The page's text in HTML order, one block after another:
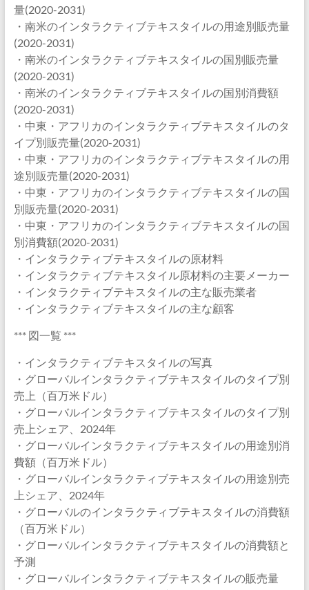
量(2020-2031)
・南米のインタラクティブテキスタイルの用途別販売量
(2020-2031)
・南米のインタラクティブテキスタイルの国別販売量
(2020-2031)
・南米のインタラクティブテキスタイルの国別消費額
(2020-2031)
・中東・アフリカのインタラクティブテキスタイルのタ
イプ別販売量(2020-2031)
・中東・アフリカのインタラクティブテキスタイルの用
途別販売量(2020-2031)
・中東・アフリカのインタラクティブテキスタイルの国
別販売量(2020-2031)
・中東・アフリカのインタラクティブテキスタイルの国
別消費額(2020-2031)
・インタラクティブテキスタイルの原材料
・インタラクティブテキスタイル原材料の主要メーカー
・インタラクティブテキスタイルの主な販売業者
・インタラクティブテキスタイルの主な顧客
*** 図一覧 ***
・インタラクティブテキスタイルの写真
・グローバルインタラクティブテキスタイルのタイプ別
売上（百万米ドル）
・グローバルインタラクティブテキスタイルのタイプ別
売上シェア、2024年
・グローバルインタラクティブテキスタイルの用途別消
費額（百万米ドル）
・グローバルインタラクティブテキスタイルの用途別売
上シェア、2024年
・グローバルのインタラクティブテキスタイルの消費額
（百万米ドル）
・グローバルインタラクティブテキスタイルの消費額と
予測
・グローバルインタラクティブテキスタイルの販売量